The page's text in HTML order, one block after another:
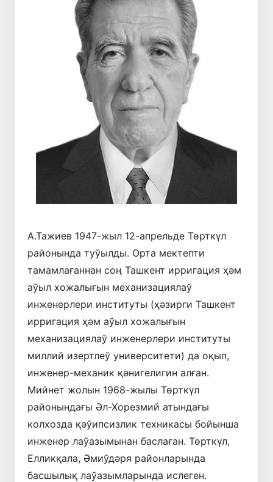
А.Тажиев 1947-жыл 12-апрельде Төрткүл
районында туўылды. Орта мектепти
тамамлағаннан соң Ташкент ирригация ҳәм
аўыл хожалығын механизациялаў
инженерлери институты (ҳәзирги Ташкент
ирригация ҳәм аўыл хожалығын
механизациялаў инженерлери институты
миллий изертлеў университети) да оқып,
инженер-механик қәнигелигин алған.
Мийнет жолын 1968-жылы Төрткүл
районындағы Әл-Хорезмий атындағы
колхозда қәўипсизлик техникасы бойынша
инженер лаўазымынан баслаған. Төрткүл,
Елликқала, Әмиўдәря районларында
басшылық лаўазымларында ислеген.